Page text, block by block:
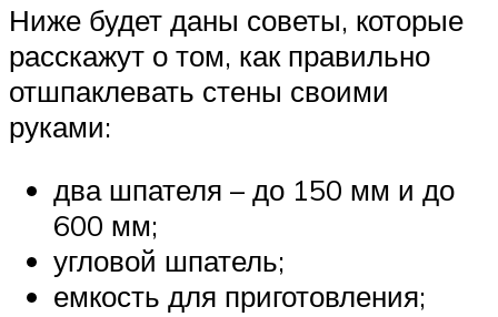
Ниже будет даны советы, которые
расскажут о том, как правильно
отшпаклевать стены своими
руками:
два шпателя – до 150 мм и до
600 мм;
угловой шпатель;
емкость для приготовления;